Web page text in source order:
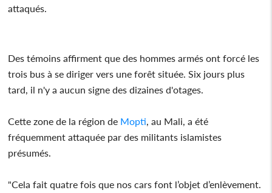
attaqués.
Des témoins affirment que des hommes armés ont forcé les
trois bus à se diriger vers une forêt située. Six jours plus
tard, il n'y a aucun signe des dizaines d'otages.
Cette zone de la région de Mopti , au Mali, a été
fréquemment attaquée par des militants islamistes
présumés.
"Cela fait quatre fois que nos cars font l’objet d’enlèvement.